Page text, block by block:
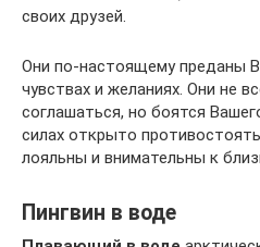
своих друзей.
Они по-настоящему преданы
чувствах и желаниях. Они не
соглашаться, но боятся
силах открыто
лояльны и внимательны к
Пингвин в воде